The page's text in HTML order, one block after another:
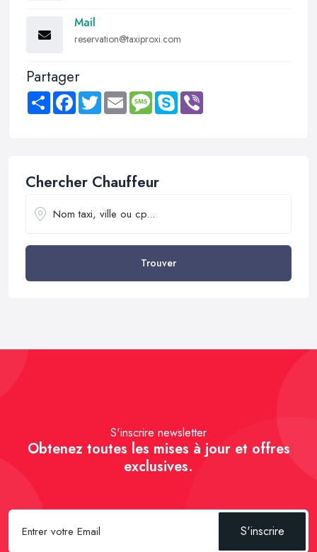
Mail
reservation@taxiproxi.com
Partager
Share FacebookTwitter Email MessageSkype
Chercher Chauffeur
Trouver
S'inscrire newsletter
Obtenez toutes les mises à jour et offres
exclusives.
S'inscrire